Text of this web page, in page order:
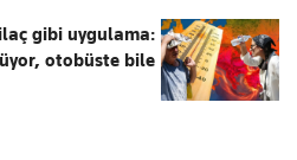
gibi uygulama:
otobüste bile